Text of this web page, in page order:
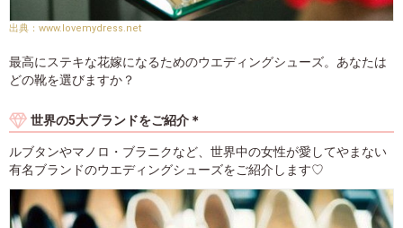
www.lovemydress.net
最高にステキな花嫁になるためのウエディングシューズ。あなたは
どの靴を選びますか？
世界の5大ブランドをご紹介＊
ルブタンやマノロ・ブラニクなど、世界中の女性が愛してやまない
有名ブランドのウエディングシューズをご紹介します♡